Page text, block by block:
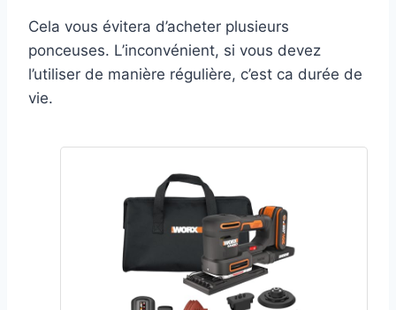
Cela vous évitera d’acheter plusieurs
ponceuses. L’inconvénient, si vous devez
l’utiliser de manière régulière, c’est ca durée de
vie.